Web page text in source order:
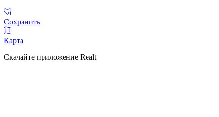
Сохранить
Карта
Скачайте приложение Realt